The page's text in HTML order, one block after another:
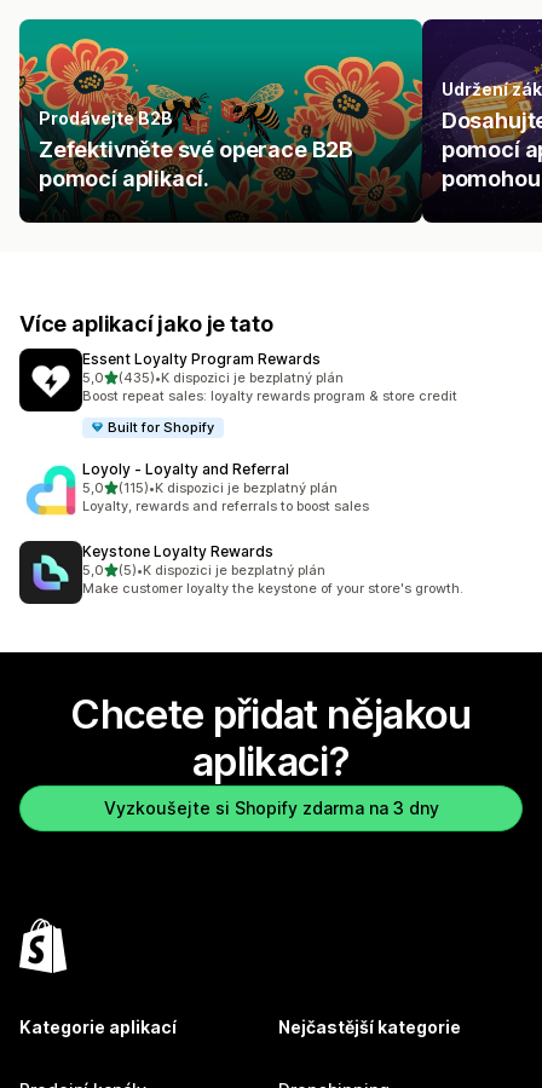
Prodávejte B2B
Zefektivněte své operace B2B
pomocí aplikací.
Udržení
pomocí
Více aplikací jako je tato
Essent Loyalty Program Rewards
5,0z 5 hvězd
(435)
Celkový počet recenzí: 435
•K dispozici je bezplatný plán
Boost repeat sales: loyalty rewards program & store credit
Built for Shopify
Loyoly ‑ Loyalty and Referral
5,0z 5 hvězd
(115)
Celkový počet recenzí: 115
•K dispozici je bezplatný plán
Loyalty, rewards and referrals to boost sales
Keystone Loyalty Rewards
5,0z 5 hvězd
(5)
Celkový počet recenzí: 5
•K dispozici je bezplatný plán
Make customer loyalty the keystone of your store's growth.
Chcete přidat nějakou
aplikaci?
Vyzkoušejte si Shopify zdarma na 3 dny
Kategorie aplikací Nejčastější kategorie